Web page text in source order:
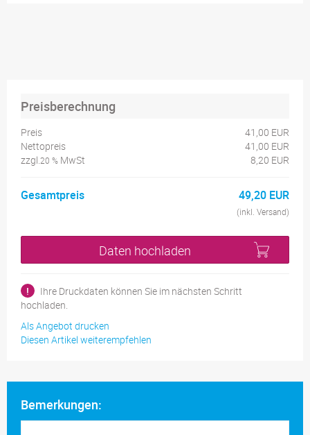
Preisberechnung
Preis
41,00 EUR
Nettopreis
41,00 EUR
zzgl.20 % MwSt 8,20 EUR
Gesamtpreis 49,20 EUR
(inkl. Versand)
Daten hochladen
!
Ihre Druckdaten können Sie im nächsten Schritt
hochladen.
Als Angebot drucken
Diesen Artikel weiterempfehlen
Bemerkungen: